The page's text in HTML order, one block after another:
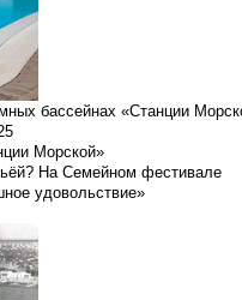
бассейнах «Станции
Морской»
На Семейном фестивале
удовольствие»